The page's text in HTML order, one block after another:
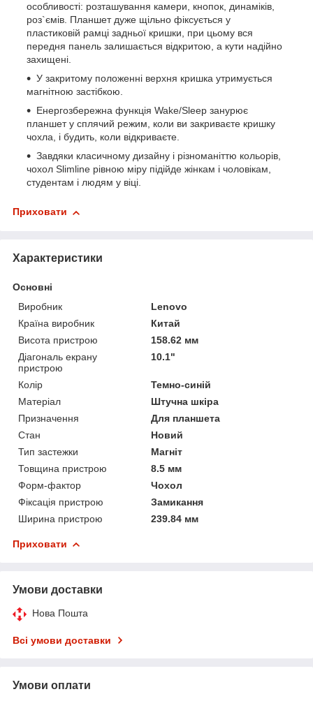
особливості: розташування камери, кнопок, динаміків,
роз`ємів. Планшет дуже щільно фіксується у
пластиковій рамці задньої кришки, при цьому вся
передня панель залишається відкритою, а кути надійно
захищені.
У закритому положенні верхня кришка утримується
магнітною застібкою.
Енергозбережна функція Wake/Sleep занурює
планшет у сплячий режим, коли ви закриваєте кришку
чохла, і будить, коли відкриваєте.
Завдяки класичному дизайну і різноманіттю кольорів,
чохол Slimline рівною міру підійде жінкам і чоловікам,
студентам і людям у віці.
Приховати
Характеристики
Основні
Виробник
Lenovo
Країна виробник
Китай
Висота пристрою
158.62 мм
Діагональ екрану
пристрою
10.1"
Колір
Темно-синій
Матеріал
Штучна шкіра
Призначення
Для планшета
Стан
Новий
Тип застежки
Магніт
Товщина пристрою
8.5 мм
Форм-фактор
Чохол
Фіксація пристрою
Замикання
Ширина пристрою
239.84 мм
Приховати
Умови доставки
Нова Пошта
Всі умови доставки
Умови оплати